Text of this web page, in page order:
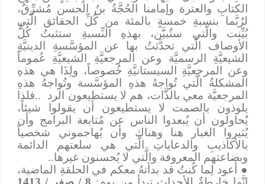
الكتابِ والعترة وإمامنا الحُجَّةُ بنُ الحسن مُشرِّقٌ،
لرُبَّما بنسبةِ خمسةٍ بالمئة من كُلِّ الحقائق الَّتي
بُيِّنت والَّتي ستُبيَّن، بهذهِ النِّسبةِ ستثبتُ كُلُّ
الأوصاف الَّتي تحدَّثتُ بها عن المؤسَّسةِ الدينيَّةِ
الشيعيَّةِ الرسميَّة وعن المرجعيَّةِ الشيعيَّةِ عُموماً
وعن المرجعيَّةِ السيستانيَّةِ خُصوصاً، ولِذَا هي هذهِ
المشكلةُ الَّتي تُواجهُ هذهِ المؤسَّسة وتُواجهُ هذهِ
المرجعيَّة معي بالذَّات، هم لا يستطيعون الرد ..فلذا
يلوذون بالصمت لا يستطيعون أن يقولوا شيئاً،
يُحاولون أن يُبعدوا الناس عن مُتابعة البرامج وأن
يُثيروا الغبار هنا وهناك وأن يُهاجموني شخصياً
بالأكاذيبِ والدعاياتِ الَّتي هي سلعتهم الدائمة
وبضاعتهم المعروفة والَّتي لا يُحسنون غيرها..
● أعود لِما كُنتُ قد بدأتهُ معكم في الحلقةِ الماضية،